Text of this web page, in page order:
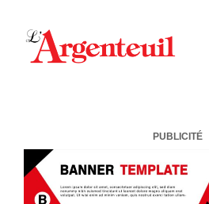
PUBLICITÉ